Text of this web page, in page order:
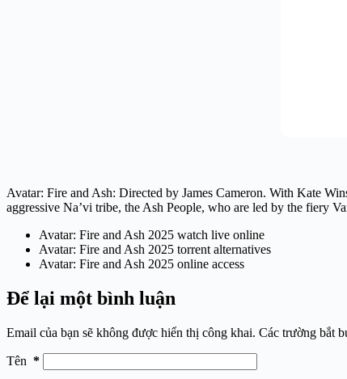
Avatar: Fire and Ash: Directed by James Cameron. With Kate
aggressive Na’vi tribe, the Ash People, who are led by the fiery
Avatar: Fire and Ash 2025 watch live online
Avatar: Fire and Ash 2025 torrent alternatives
Avatar: Fire and Ash 2025 online access
Để lại một bình luận
Email của bạn sẽ không được hiển thị công khai. Các trường bắt
Tên *